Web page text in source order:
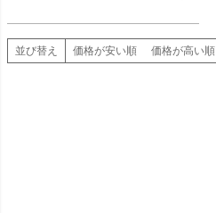
並び替え 価格が安い順 価格が高い順